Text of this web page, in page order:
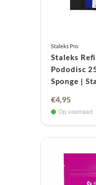
Staleks Pro
Staleks
Pododisc
Sponge |
€4,95
Op voorraad